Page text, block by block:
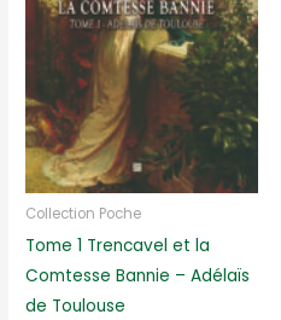
Collection Poche
Tome 1 Trencavel et la
Comtesse Bannie – Adélaïs
de Toulouse